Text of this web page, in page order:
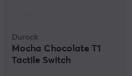
Durock
Mocha Chocolate T1
Tactile Switch